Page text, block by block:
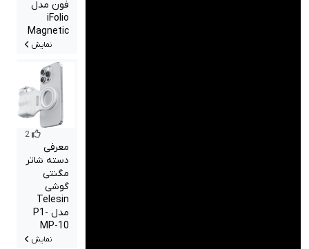
فون مدل
iFolio
Magnetic
نمایش
2
معرفی
دسته شاتر
مگنتی
گوشی
Telesin
مدل P1-
MP-10
نمایش